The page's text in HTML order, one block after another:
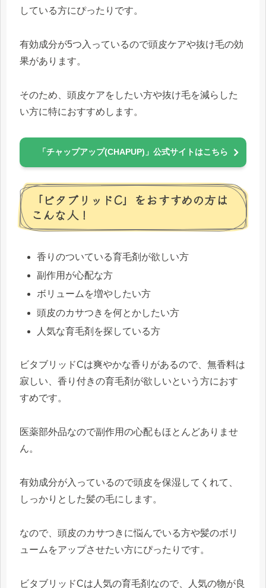
している方にぴったりです。
有効成分が5つ入っているので頭皮ケアや抜け毛の効
果があります。
そのため、頭皮ケアをしたい方や抜け毛を減らした
い方に特におすすめします。
「チャップアップ(CHAPUP)」公式サイトはこちら
「ビタブリッドC」をおすすめの方は
こんな人！
香りのついている育毛剤が欲しい方
副作用が心配な方
ボリュームを増やしたい方
頭皮のカサつきを何とかしたい方
人気な育毛剤を探している方
ビタブリッドCは爽やかな香りがあるので、無香料は
寂しい、香り付きの育毛剤が欲しいという方におす
すめです。
医薬部外品なので副作用の心配もほとんどありませ
ん。
有効成分が入っているので頭皮を保湿してくれて、
しっかりとした髪の毛にします。
なので、頭皮のカサつきに悩んでいる方や髪のボリ
ュームをアップさせたい方にぴったりです。
ビタブリッドCは人気の育毛剤なので、人気の物が良